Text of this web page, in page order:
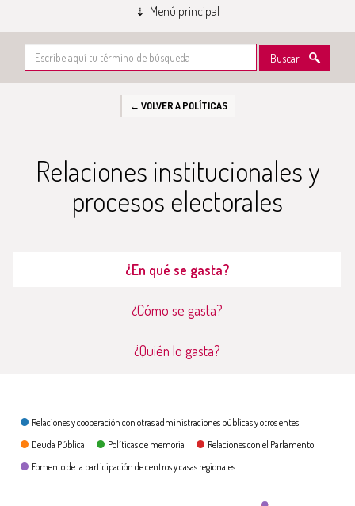
Menú principal
Buscar
← VOLVER A POLÍTICAS
Relaciones institucionales y
procesos electorales
¿En qué se gasta?
¿Cómo se gasta?
¿Quién lo gasta?
¿En qué se gasta?
Relaciones y cooperación con otras administraciones públicas y otros entes
Deuda Pública
Políticas de memoria
Relaciones con el Parlamento
Fomento de la participación de centros y casas regionales